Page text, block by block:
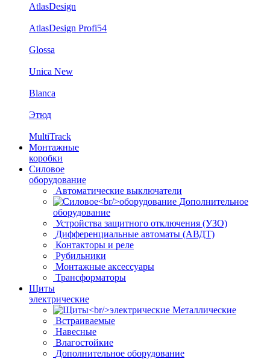
AtlasDesign
AtlasDesign Profi54
Glossa
Unica New
Blanca
Этюд
MultiTrack
Монтажные
коробки
Силовое
оборудование
Автоматические выключатели
Дополнительное
оборудование
Устройства защитного отключения (УЗО)
Дифференциальные автоматы (АВДТ)
Контакторы и реле
Рубильники
Монтажные аксессуары
Трансформаторы
Щиты
электрические
Металлические
Встраиваемые
Навесные
Влагостойкие
Дополнительное оборудование